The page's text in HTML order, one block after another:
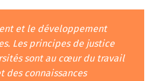
et le développement
Les principes de justice
sont au cœur du travail
des connaissances